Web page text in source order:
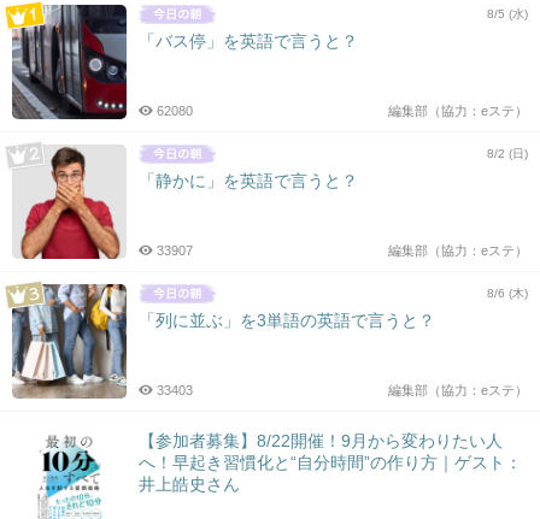
8/5 (水)
「バス停」を英語で言うと？
編集部（協力：eステ）
62080
8/2 (日)
「静かに」を英語で言うと？
編集部（協力：eステ）
33907
8/6 (木)
「列に並ぶ」を3単語の英語で言うと？
編集部（協力：eステ）
33403
【参加者募集】8/22開催！9月から変わりたい人
へ！早起き習慣化と“自分時間”の作り方｜ゲスト：
井上皓史さん